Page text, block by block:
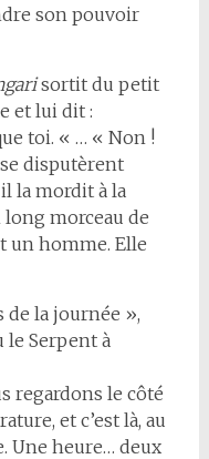
son pouvoir
sortit du petit
et lui dit :
toi. « … « Non !
disputèrent
la mordit à la
morceau de
un homme. Elle
de la journée »,
le Serpent à
regardons le côté
et c’est là, au
Une heure… deux